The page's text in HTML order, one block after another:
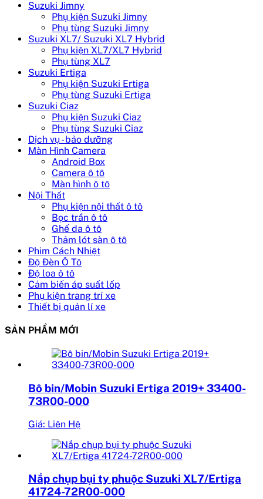
Suzuki Jimny
Phụ kiện Suzuki Jimny
Phụ tùng Suzuki Jimny
Suzuki XL7/ Suzuki XL7 Hybrid
Phụ kiện XL7/XL7 Hybrid
Phụ tùng XL7
Suzuki Ertiga
Phụ kiện Suzuki Ertiga
Phụ tùng Suzuki Ertiga
Suzuki Ciaz
Phụ kiện Suzuki Ciaz
Phụ tùng Suzuki Ciaz
Dịch vụ - bảo dưỡng
Màn Hình Camera
Android Box
Camera ô tô
Màn hình ô tô
Nội Thất
Phụ kiện nội thất ô tô
Bọc trần ô tô
Ghế da ô tô
Thảm lót sàn ô tô
Phim Cách Nhiệt
Độ Đèn Ô Tô
Độ loa ô tô
Cảm biến áp suất lốp
Phụ kiện trang trí xe
Thiết bị quản lí xe
SẢN PHẨM MỚI
Bô bin/Mobin Suzuki Ertiga 2019+ 33400-
73R00-000
Giá: Liên Hệ
Nắp chụp bụi ty phuộc Suzuki XL7/Ertiga
41724-72R00-000